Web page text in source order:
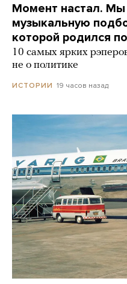
Момент настал.
музыкальную
которой родился
10 самых ярких
не о политике
ИСТОРИИ 19 часов назад